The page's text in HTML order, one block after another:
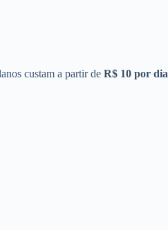
custam a partir de R$ 10 por dia